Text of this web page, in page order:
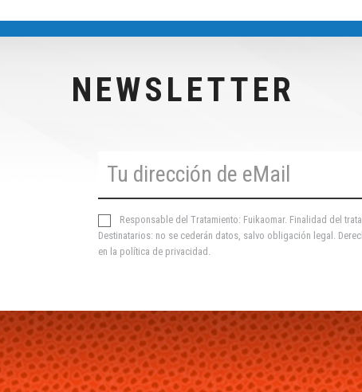
NEWSLETTER
Responsable del Tratamiento: Fuikaomar. Finalidad del
Destinatarios: no se cederán datos, salvo obligación legal.
en la política de privacidad